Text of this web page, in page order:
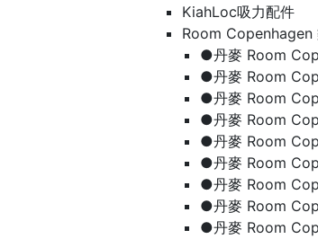
KiahLoc吸力配件
Room Copenhagen
●丹麥 Room
●丹麥 Room
●丹麥 Room
●丹麥 Room
●丹麥 Room
●丹麥 Room
●丹麥 Room
●丹麥 Room
●丹麥 Room